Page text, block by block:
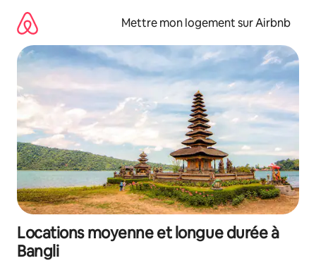
directement
contenu
Mettre mon logement sur Airbnb
Locations moyenne et longue durée à
Bangli